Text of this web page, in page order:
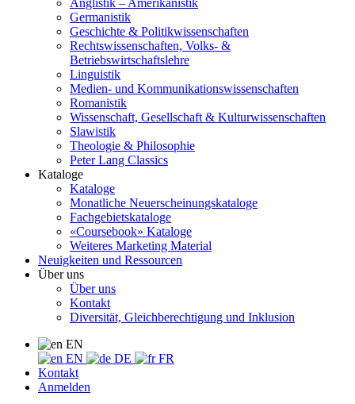
Anglistik – Amerikanistik
Germanistik
Geschichte & Politikwissenschaften
Rechtswissenschaften, Volks- &
Betriebswirtschaftslehre
Linguistik
Medien- und Kommunikationswissenschaften
Romanistik
Wissenschaft, Gesellschaft & Kulturwissenschaften
Slawistik
Theologie & Philosophie
Peter Lang Classics
Kataloge
Kataloge
Monatliche Neuerscheinungskataloge
Fachgebietskataloge
«Coursebook» Kataloge
Weiteres Marketing Material
Neuigkeiten und Ressourcen
Über uns
Über uns
Kontakt
Diversität, Gleichberechtigung und Inklusion
EN
EN
DE
FR
Kontakt
Anmelden